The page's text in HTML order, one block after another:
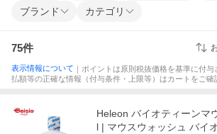
ブランド カテゴリ
75件
表示情報について ｜ポイントは原則税抜価格を基準に付
払額等の正確な情報（付与条件・上限等）はカートをご確
Heleon バイオティーンマ
l | マウスウォッシュ バイ